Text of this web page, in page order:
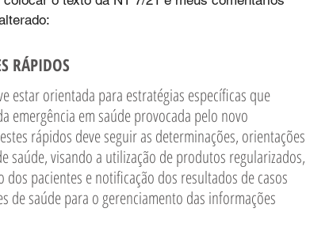
RÁPIDOS
estar orientada para estratégias específicas que
emergência em saúde provocada pelo novo
rápidos deve seguir as determinações, orientações
saúde, visando a utilização de produtos regularizados,
pacientes e notificação dos resultados de casos
de saúde para o gerenciamento das informações